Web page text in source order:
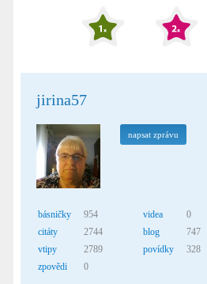
jirina57
napsat zprávu
básničky
954
citáty
2744
vtipy
2789
zpovědi
0
videa
0
blog
747
povídky
328